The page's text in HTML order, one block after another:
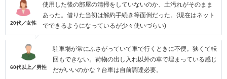
20代／女性
使用した後の部屋の清掃をしていないのか、土汚れがそのまま
あった。借りた当初は解約手続き等面倒だった。(現在はネット
でできるようになっているが少々使いづらい)
60代以上／男性
駐車場が常にふさがっていて車で行くときに不便。狭くて転
回もできない。荷物の出し入れ以外の車で埋まっている感じ
だがいいのかな？台車は自前調達必要。